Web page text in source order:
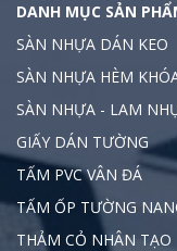
DANH MỤC SẢN
SÀN NHỰA DÁN KEO
SÀN NHỰA HÈM
SÀN NHỰA - LAM
GIẤY DÁN TƯỜNG
TẤM PVC VÂN ĐÁ
TẤM ỐP TƯỜNG
THẢM CỎ NHÂN TẠO